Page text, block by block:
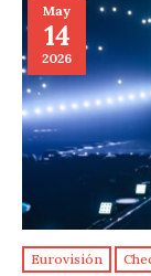
May
14
2026
Eurovisión